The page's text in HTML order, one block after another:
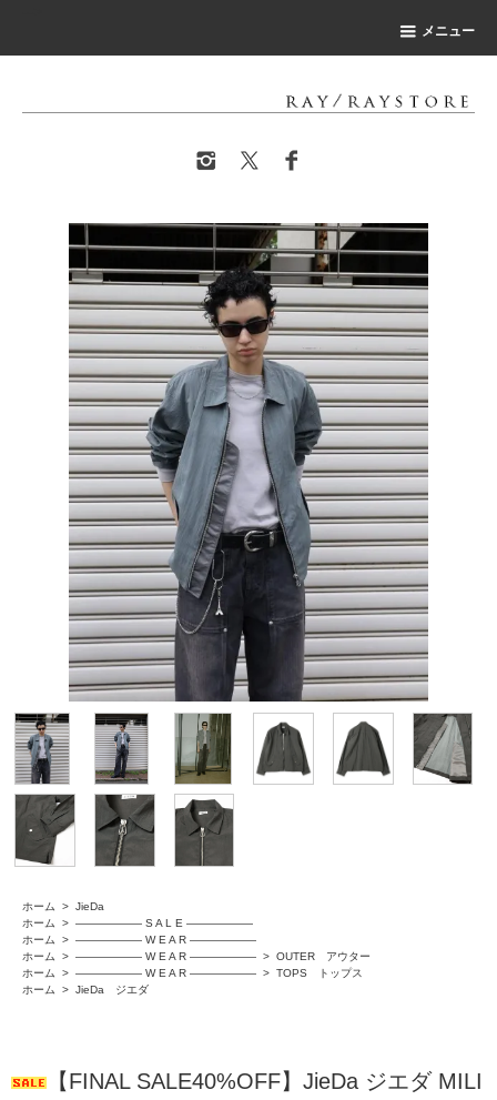
メニュー
ホーム > JieDa
ホーム
> ―――――― S A L E ――――――
ホーム
> ―――――― W E A R ――――――
ホーム
> ―――――― W E A R ―――――― > OUTER アウター
ホーム
> ―――――― W E A R ―――――― > TOPS トップス
ホーム
> JieDa ジエダ
【FINAL SALE40%OFF】JieDa ジエダ MILI